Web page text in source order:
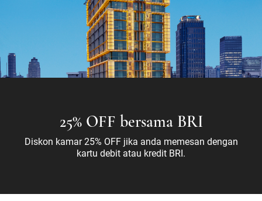
25% OFF bersama BRI
Diskon kamar 25% OFF jika anda memesan dengan
kartu debit atau kredit BRI.